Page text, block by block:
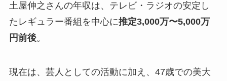
土屋伸之さんの年収は、テレビ・ラジオの安定し
たレギュラー番組を中心に推定3,000万〜5,000万
円前後。
現在は、芸人としての活動に加え、47歳での美大